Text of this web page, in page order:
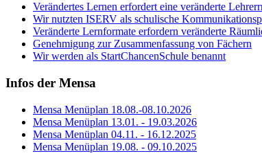
Verändertes Lernen erfordert eine veränderte
Wir nutzten ISERV als schulische
Veränderte Lernformate erfordern veränderte
Genehmigung zur Zusammenfassung von Fächern
Wir werden als StartChancenSchule benannt
Infos der Mensa
Mensa Menüplan 18.08.-08.10.2026
Mensa Menüplan 13.01. - 19.03.2026
Mensa Menüplan 04.11. - 16.12.2025
Mensa Menüplan 19.08. - 09.10.2025